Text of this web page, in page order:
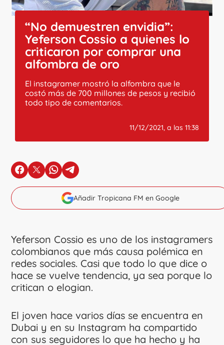
“No demuestren envidia”:
Yeferson Cossio a quienes lo
criticaron por comprar una
alfombra de oro
El instagramer mostró la alfombra que le
costó más de 700 millones de pesos y recibió
todo tipo de comentarios.
11/12/2021, a las 11:38
en Facebook
en Xen Whatsapp
en Telegram
Añadir Tropicana FM en Google
Yeferson Cossio es uno de los instagramers
colombianos que más causa polémica en
redes sociales. Casi que todo lo que dice o
hace se vuelve tendencia, ya sea porque lo
critican o elogian.
El joven hace varios días se encuentra en
Dubai y en su Instagram ha compartido
con sus seguidores lo que ha hecho y ha